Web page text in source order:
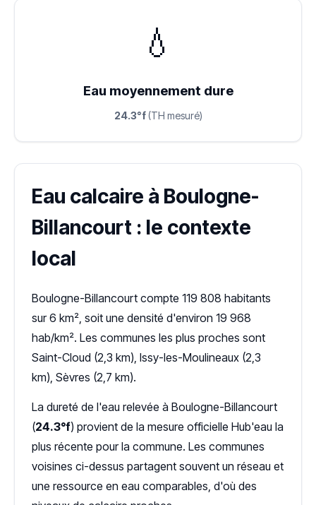
💧
Eau moyennement dure
24.3°f(TH mesuré)
Eau calcaire à Boulogne-
Billancourt : le contexte
local
Boulogne-Billancourt compte 119 808 habitants
sur 6 km², soit une densité d'environ 19 968
hab/km². Les communes les plus proches sont
Saint-Cloud (2,3 km), Issy-les-Moulineaux (2,3
km), Sèvres (2,7 km).
La dureté de l'eau relevée à Boulogne-Billancourt
(24.3°f) provient de la mesure officielle Hub'eau la
plus récente pour la commune. Les communes
voisines ci-dessus partagent souvent un réseau et
une ressource en eau comparables, d'où des